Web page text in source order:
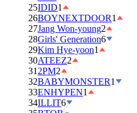
25IDID1
26BOYNEXTDOOR1
27Jang Won-young2
28Girls' Generation6
29Kim Hye-yoon1
30ATEEZ2
31 2PM2
32BABYMONSTER1
33ENHYPEN1
34ILLIT6